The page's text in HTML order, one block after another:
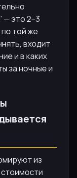
— это 2–3
той же
входит
и в каких
за ночные и
из